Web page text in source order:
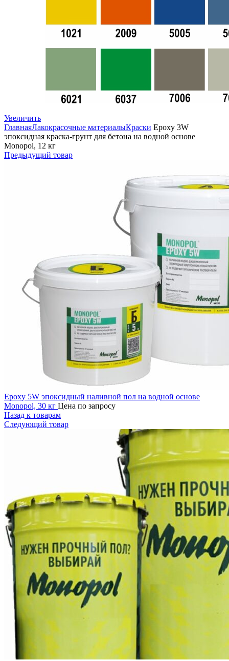
Увеличить
ГлавнаяЛакокрасочные материалыКраски Epoxy 3W
эпоксидная краска-грунт для бетона на водной основе
Monopol, 12 кг
Предыдущий товар
Epoxy 5W эпоксидный наливной пол на водной основе
Monopol, 30 кг Цена по запросу
Назад к товарам
Следующий товар